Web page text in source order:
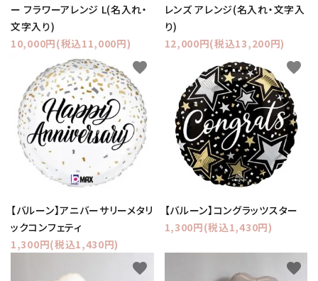
ー フラワーアレンジ L(名入れ・
文字入り)
10,000円(税込11,000円)
レンズ アレンジ(名入れ・文字入
り)
12,000円(税込13,200円)
【バルーン】アニバーサリーメタリ
ックコンフェティ
1,300円(税込1,430円)
favorite
【バルーン】コングラッツスター
1,300円(税込1,430円)
favorite
favorite favorite